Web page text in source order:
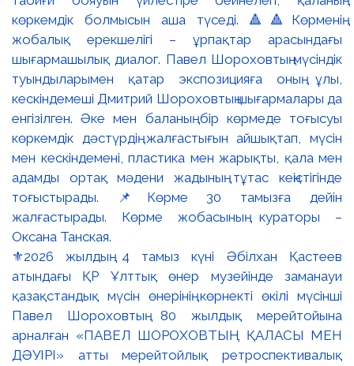
⚜️2026 жылдың 4 тамыз күні Әбілхан Қастеев
атындағы ҚР Ұлттық өнер музейінде заманауи
қазақстандық мүсін өнерінің көрнекті өкілі мүсінші
Павел Шороховтың 80 жылдық мерейтойына
арналған «ПАВЕЛ ШОРОХОВТЫҢ ҚАЛАСЫ МЕН
ДӘУІРІ» атты мерейтойлық ретроспективалық